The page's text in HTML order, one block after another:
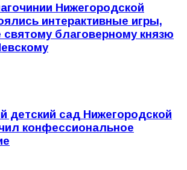
Нижегородской
интерактивные игры,
благоверному князю
детский сад Нижегородской
конфессиональное